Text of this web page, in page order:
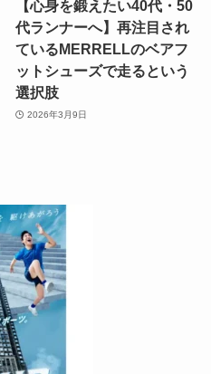
【心身を鍛えたい40代・50
代ランナーへ】再注目され
ているMERRELLのベアフ
ットシューズで走るという
選択肢
2026年3月9日